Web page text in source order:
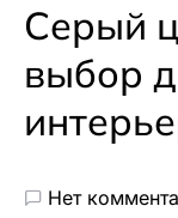
Серый
выбор
Нет